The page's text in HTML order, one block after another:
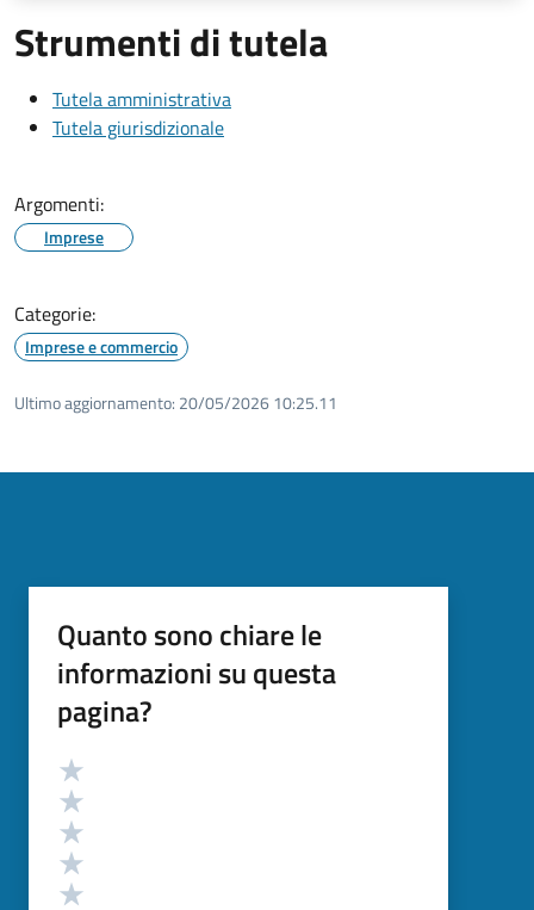
Strumenti di tutela
Tutela amministrativa
Tutela giurisdizionale
Argomenti:
Imprese
Categorie:
Imprese e commercio
Ultimo aggiornamento: 20/05/2026 10:25.11
Quanto sono chiare le
informazioni su questa
pagina?
Valutazione